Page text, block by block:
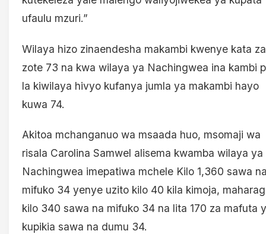
ufaulu mzuri.”
Wilaya hizo zinaendesha makambi kwenye kata
zote 73 na kwa wilaya ya Nachingwea ina kambi
la kiwilaya hivyo kufanya jumla ya makambi hayo
kuwa 74.
Akitoa mchanganuo wa msaada huo, msomaji wa
risala Carolina Samwel alisema kwamba wilaya ya
Nachingwea imepatiwa mchele Kilo 1,360 sawa
mifuko 34 yenye uzito kilo 40 kila kimoja,
kilo 340 sawa na mifuko 34 na lita 170 za mafuta
kupikia sawa na dumu 34.